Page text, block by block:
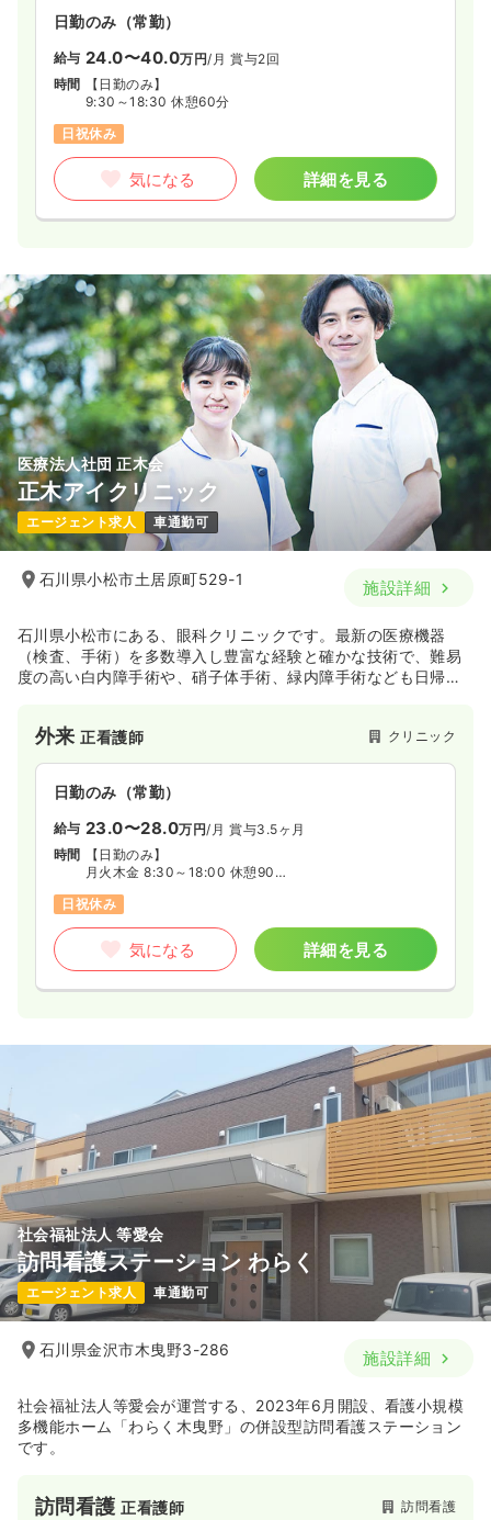
日勤のみ（常勤）
給与 24.0〜40.0万円/月 賞与2回
時間
【日勤のみ】
9:30～18:30 休憩60分
日祝休み
気になる 詳細を見る
医療法人社団 正木会
正木アイクリニック
エージェント求人 車通勤可
石川県小松市土居原町529-1 施設詳細
石川県小松市にある、眼科クリニックです。最新の医療機器
（検査、手術）を多数導入し豊富な経験と確かな技術で、難易
度の高い白内障手術や、硝子体手術、緑内障手術なども日帰り
外来正看護師 クリニック
日勤のみ（常勤）
給与 23.0〜28.0万円/月 賞与3.5ヶ月
時間
【日勤のみ】
月火木金 8:30～18:00 休憩90分
土 8:30～13:00 休憩無し
日祝休み
気になる 詳細を見る
社会福祉法人 等愛会
訪問看護ステーション わらく
エージェント求人 車通勤可
石川県金沢市木曳野3-286 施設詳細
社会福祉法人等愛会が運営する、2023年6月開設、看護小規模
多機能ホーム「わらく木曳野」の併設型訪問看護ステーション
です。
訪問看護正看護師 訪問看護